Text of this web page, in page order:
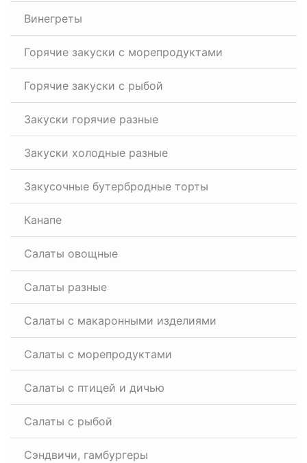
Винегреты
Горячие закуски с морепродуктами
Горячие закуски с рыбой
Закуски горячие разные
Закуски холодные разные
Закусочные бутербродные торты
Канапе
Салаты овощные
Салаты разные
Салаты с макаронными изделиями
Салаты с морепродуктами
Салаты с птицей и дичью
Салаты с рыбой
Сэндвичи, гамбургеры